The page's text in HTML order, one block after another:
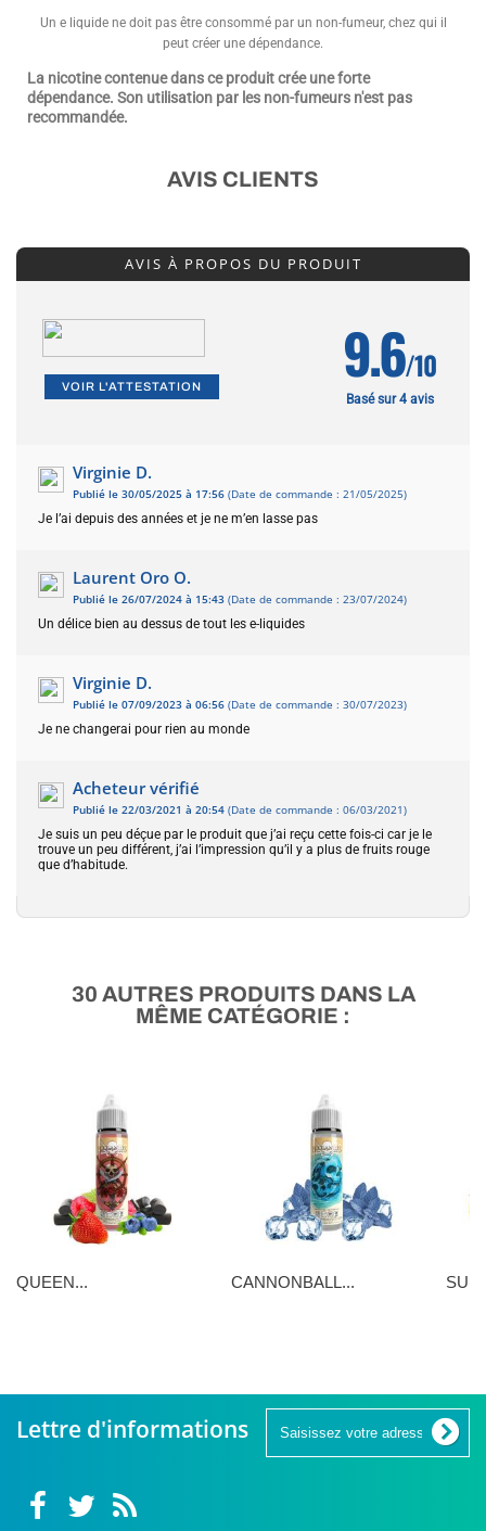
Un e liquide ne doit pas être consommé par un non-fumeur, chez qui il
peut créer une dépendance.
La nicotine contenue dans ce produit crée une forte
dépendance. Son utilisation par les non-fumeurs n'est pas
recommandée.
AVIS CLIENTS
AVIS À PROPOS DU PRODUIT
VOIR L'ATTESTATION 9.6/10
Basé sur 4 avis
Virginie D.
Publié le 30/05/2025 à 17:56 (Date de commande : 21/05/2025)
Je l’ai depuis des années et je ne m’en lasse pas
Laurent Oro O.
Publié le 26/07/2024 à 15:43 (Date de commande : 23/07/2024)
Un délice bien au dessus de tout les e-liquides
Virginie D.
Publié le 07/09/2023 à 06:56 (Date de commande : 30/07/2023)
Je ne changerai pour rien au monde
Acheteur vérifié
Publié le 22/03/2021 à 20:54 (Date de commande : 06/03/2021)
Je suis un peu déçue par le produit que j’ai reçu cette fois-ci car je le
trouve un peu différent, j’ai l’impression qu’il y a plus de fruits rouge
que d’habitude.
30 AUTRES PRODUITS DANS LA
MÊME CATÉGORIE :
QUEEN... CANNONBALL...
Lettre d'informations